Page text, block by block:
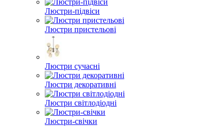
Люстри-підвіси
Люстри пристельові
Люстри сучасні
Люстри декоративні
Люстри світлодіодні
Люстри-свічки